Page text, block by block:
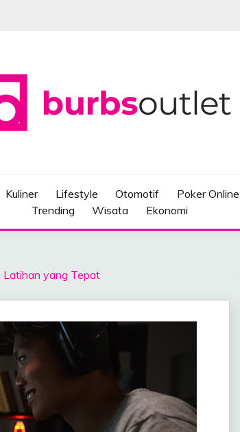
Kuliner Lifestyle Otomotif Poker Online
Trending
Wisata Ekonomi
Latihan yang Tepat